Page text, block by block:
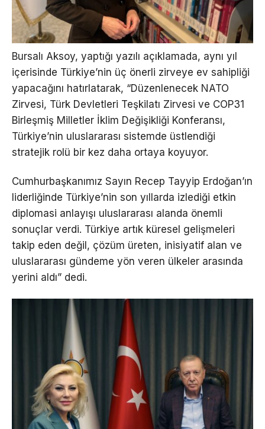
Bursalı Aksoy, yaptığı yazılı açıklamada, aynı yıl
içerisinde Türkiye’nin üç önerli zirveye ev sahipliği
yapacağını hatırlatarak, “Düzenlenecek NATO
Zirvesi, Türk Devletleri Teşkilatı Zirvesi ve COP31
Birleşmiş Milletler İklim Değişikliği Konferansı,
Türkiye’nin uluslararası sistemde üstlendiği
stratejik rolü bir kez daha ortaya koyuyor.
Cumhurbaşkanımız Sayın Recep Tayyip Erdoğan’ın
liderliğinde Türkiye’nin son yıllarda izlediği etkin
diplomasi anlayışı uluslararası alanda önemli
sonuçlar verdi. Türkiye artık küresel gelişmeleri
takip eden değil, çözüm üreten, inisiyatif alan ve
uluslararası gündeme yön veren ülkeler arasında
yerini aldı” dedi.